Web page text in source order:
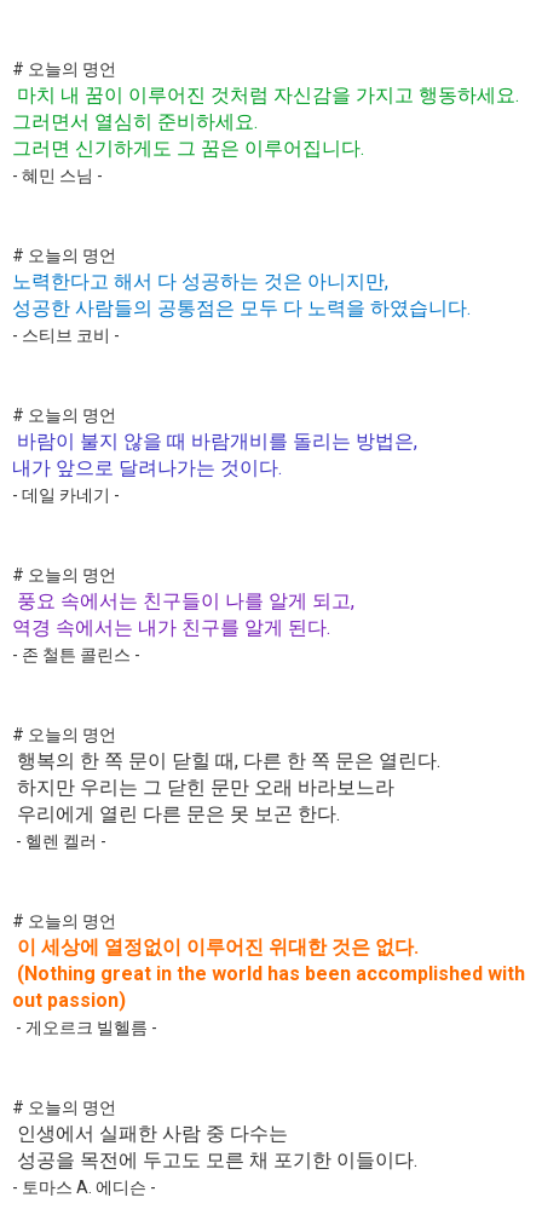
# 오늘의 명언
마치 내 꿈이 이루어진 것처럼 자신감을 가지고 행동하세요.
그러면서 열심히 준비하세요.
그러면 신기하게도 그 꿈은 이루어집니다.
- 혜민 스님 -
# 오늘의 명언
노력한다고 해서 다 성공하는 것은 아니지만,
성공한 사람들의 공통점은 모두 다 노력을 하였습니다.
- 스티브 코비 -
# 오늘의 명언
바람이 불지 않을 때 바람개비를 돌리는 방법은,
내가 앞으로 달려나가는 것이다.
- 데일 카네기 -
# 오늘의 명언
풍요 속에서는 친구들이 나를 알게 되고,
역경 속에서는 내가 친구를 알게 된다.
- 존 철튼 콜린스 -
# 오늘의 명언
행복의 한 쪽 문이 닫힐 때, 다른 한 쪽 문은 열린다.
하지만 우리는 그 닫힌 문만 오래 바라보느라
우리에게 열린 다른 문은 못 보곤 한다.
- 헬렌 켈러 -
# 오늘의 명언
이 세상에 열정없이 이루어진 위대한 것은 없다.
(Nothing great in the world has been accomplished with
out passion)
- 게오르크 빌헬름 -
# 오늘의 명언
인생에서 실패한 사람 중 다수는
성공을 목전에 두고도 모른 채 포기한 이들이다.
- 토마스 A. 에디슨 -